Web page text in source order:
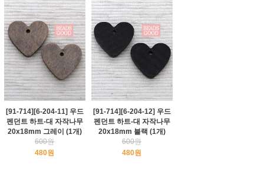
[91-714][6-204-11] 우드
펜던트 하트-대 자작나무
20x18mm 그레이 (1개)
600원
480원
[91-714][6-204-12] 우드
펜던트 하트-대 자작나무
20x18mm 블랙 (1개)
600원
480원